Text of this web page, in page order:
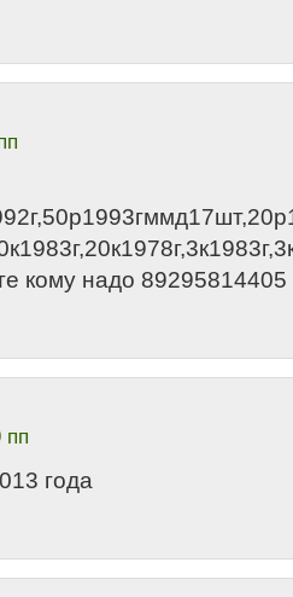
кому надо 89295814405
пп
года